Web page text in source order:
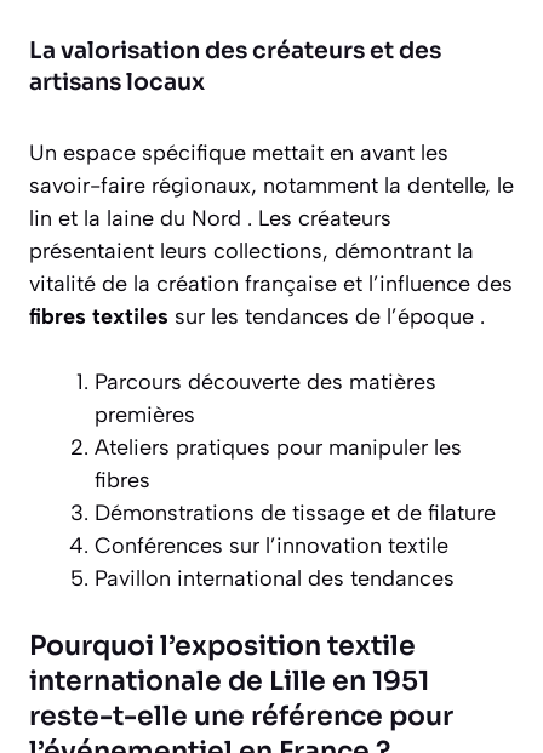
La valorisation des créateurs et des
artisans locaux
Un espace spécifique mettait en avant les
savoir-faire régionaux, notamment la dentelle, le
lin et la laine du Nord . Les créateurs
présentaient leurs collections, démontrant la
vitalité de la création française et l’influence des
fibres textiles sur les tendances de l’époque .
Parcours découverte des matières
premières
Ateliers pratiques pour manipuler les
fibres
Démonstrations de tissage et de filature
Conférences sur l’innovation textile
Pavillon international des tendances
Pourquoi l’exposition textile
internationale de Lille en 1951
reste-t-elle une référence pour